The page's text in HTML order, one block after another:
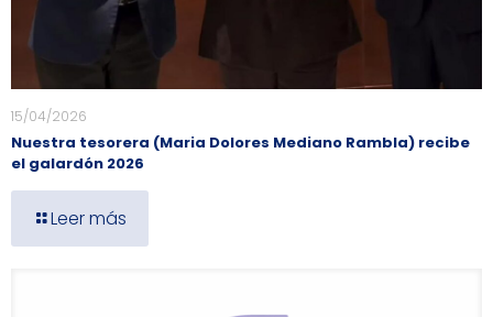
15/04/2026
Nuestra tesorera (Maria Dolores Mediano Rambla) recibe
el galardón 2026
Leer más